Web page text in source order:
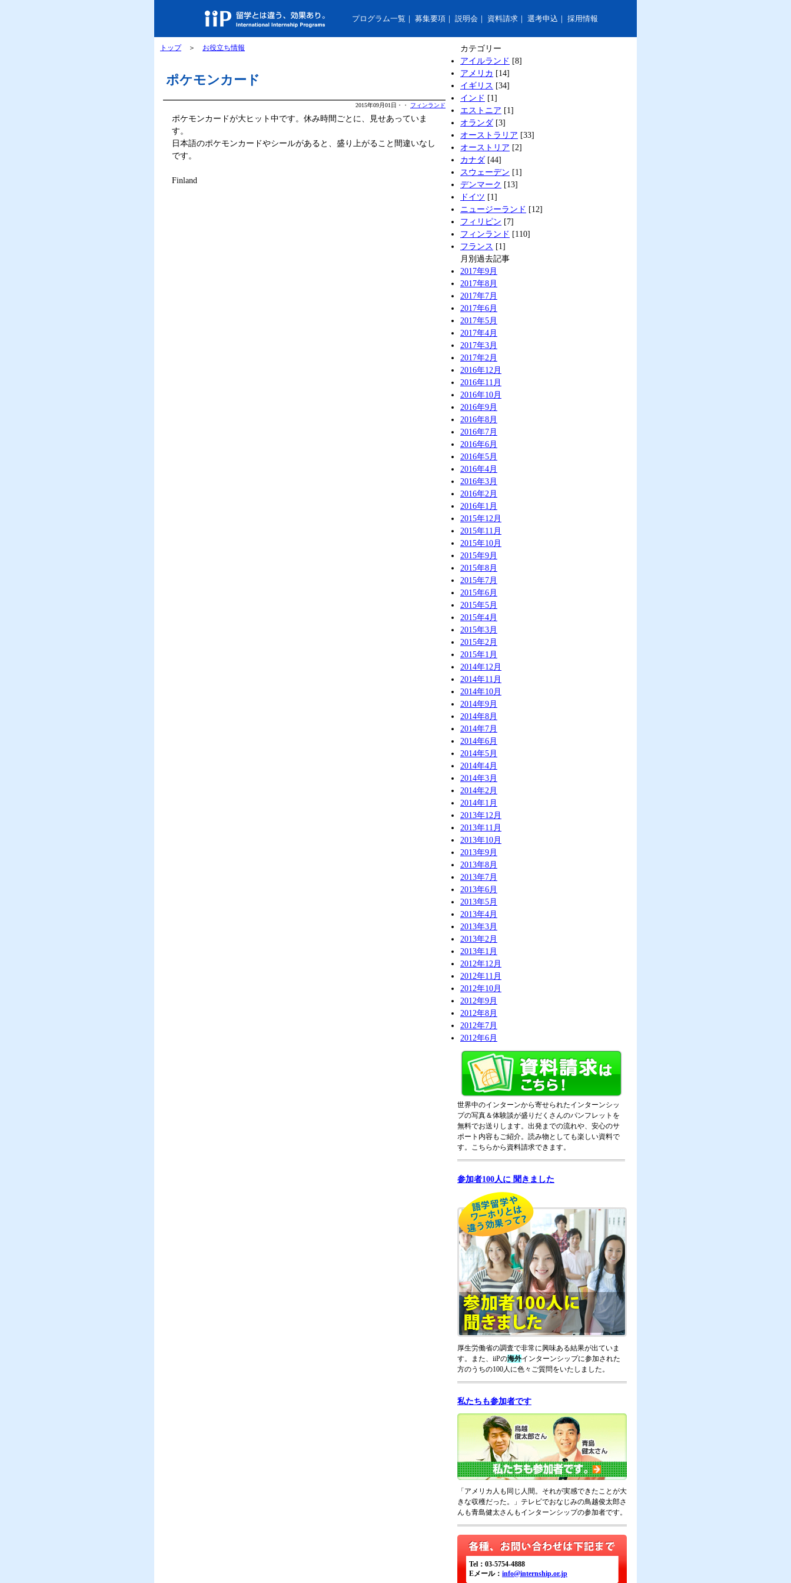
プログラム一覧 ｜ 募集要項 ｜ 説明会 ｜ 資料請求 ｜ 選考申込 ｜ 採用情報
トップ＞ お役立ち情報
ポケモンカード
2015年09月01日・・ フィンランド
ポケモンカードが大ヒット中です。休み時間ごとに、見せあっていま
す。
日本語のポケモンカードやシールがあると、盛り上がること間違いなし
です。
Finland
カテゴリー
アイルランド [8]
アメリカ [14]
イギリス [34]
インド [1]
エストニア [1]
オランダ [3]
オーストラリア [33]
オーストリア [2]
カナダ [44]
スウェーデン [1]
デンマーク [13]
ドイツ [1]
ニュージーランド [12]
フィリピン [7]
フィンランド [110]
フランス [1]
月別過去記事
2017年9月
2017年8月
2017年7月
2017年6月
2017年5月
2017年4月
2017年3月
2017年2月
2016年12月
2016年11月
2016年10月
2016年9月
2016年8月
2016年7月
2016年6月
2016年5月
2016年4月
2016年3月
2016年2月
2016年1月
2015年12月
2015年11月
2015年10月
2015年9月
2015年8月
2015年7月
2015年6月
2015年5月
2015年4月
2015年3月
2015年2月
2015年1月
2014年12月
2014年11月
2014年10月
2014年9月
2014年8月
2014年7月
2014年6月
2014年5月
2014年4月
2014年3月
2014年2月
2014年1月
2013年12月
2013年11月
2013年10月
2013年9月
2013年8月
2013年7月
2013年6月
2013年5月
2013年4月
2013年3月
2013年2月
2013年1月
2012年12月
2012年11月
2012年10月
2012年9月
2012年8月
2012年7月
2012年6月
世界中のインターンから寄せられたインターンシッ
プの写真＆体験談が盛りだくさんのパンフレットを
無料でお送りします。出発までの流れや、安心のサ
ポート内容もご紹介。読み物としても楽しい資料で
す。こちらから資料請求できます。
参加者100人に 聞きました
厚生労働省の調査で非常に興味ある結果が出ていま
す。また、iiPの海外インターンシップに参加された
方のうちの100人に色々ご質問をいたしました。
私たちも参加者です
「アメリカ人も同じ人間。それが実感できたことが大
きな収穫だった。」テレビでおなじみの鳥越俊太郎さ
んも青島健太さんもインターンシップの参加者です。
Tel：03-5754-4888
Eメール： info@internship.or.jp